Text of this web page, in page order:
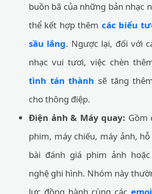
buồn bã của những bản nhạc
thể kết hợp thêm các biểu
sầu lắng. Ngược lại, đối với
nhạc vui tươi, việc chèn
tình tán thành sẽ tăng
cho thông điệp.
Điện ảnh & Máy quay: Gồm
phim, máy chiếu, máy ảnh,
bài đánh giá phim ảnh
nghệ ghi hình. Nhóm này